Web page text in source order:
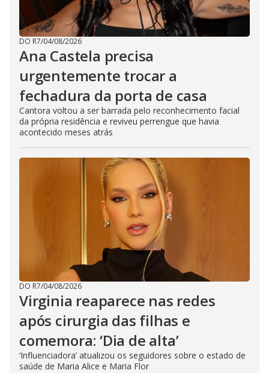
DO R7/04/08/2026
Ana Castela precisa
urgentemente trocar a
fechadura da porta de casa
Cantora voltou a ser barrada pelo reconhecimento facial
da própria residência e reviveu perrengue que havia
acontecido meses atrás
DO R7/04/08/2026
Virginia reaparece nas redes
após cirurgia das filhas e
comemora: ‘Dia de alta’
‘Influenciadora’ atualizou os seguidores sobre o estado de
saúde de Maria Alice e Maria Flor